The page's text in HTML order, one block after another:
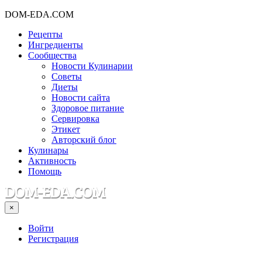
DOM-EDA.COM
Рецепты
Ингредиенты
Сообщества
Новости Кулинарии
Советы
Диеты
Новости сайта
Здоровое питание
Сервировка
Этикет
Авторский блог
Кулинары
Активность
Помощь
×
Войти
Регистрация